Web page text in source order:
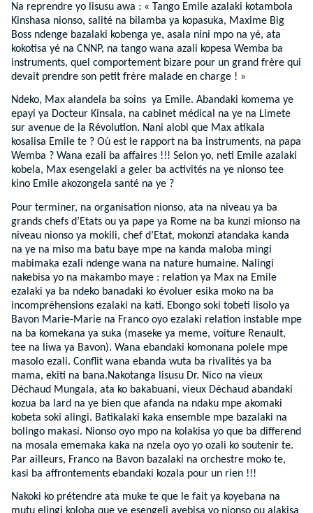
Na reprendre yo lisusu awa : « Tango Emile azalaki kotambola
Kinshasa nionso, salité na bilamba ya kopasuka, Maxime Big
Boss ndenge bazalaki kobenga ye, asala nini mpo na yé, ata
kokotisa yé na CNNP, na tango wana azali kopesa Wemba ba
instruments, quel comportement bizare pour un grand frère qui
devait prendre son petit frère malade en charge ! »
Ndeko, Max alandela ba soins ya Emile. Abandaki komema ye
epayi ya Docteur Kinsala, na cabinet médical na ye na Limete
sur avenue de la Révolution. Nani alobi que Max atikala
kosalisa Emile te ? Où est le rapport na ba instruments, na papa
Wemba ? Wana ezali ba affaires !!! Selon yo, neti Emile azalaki
kobela, Max esengelaki a geler ba activités na ye nionso tee
kino Emile akozongela santé na ye ?
Pour terminer, na organisation nionso, ata na niveau ya ba
grands chefs d’Etats ou ya pape ya Rome na ba kunzi mionso na
niveau nionso ya mokili, chef d’Etat, mokonzi atandaka kanda
na ye na miso ma batu baye mpe na kanda maloba mingi
mabimaka ezali ndenge wana na nature humaine. Nalingi
nakebisa yo na makambo maye : relation ya Max na Emile
ezalaki ya ba ndeko banadaki ko évoluer esika moko na ba
incompréhensions ezalaki na kati. Ebongo soki tobeti lisolo ya
Bavon Marie-Marie na Franco oyo ezalaki relation instable mpe
na ba komekana ya suka (maseke ya meme, voiture Renault,
tee na liwa ya Bavon). Wana ebandaki komonana polele mpe
masolo ezali. Conflit wana ebanda wuta ba rivalités ya ba
mama, ekiti na bana.Nakotanga lisusu Dr. Nico na vieux
Déchaud Mungala, ata ko bakabuani, vieux Déchaud abandaki
kozua ba lard na ye bien que afanda na ndaku mpe akomaki
kobeta soki alingi. Batikalaki kaka ensemble mpe bazalaki na
bolingo makasi. Nionso oyo mpo na kolakisa yo que ba differend
na mosala ememaka kaka na nzela oyo yo ozali ko soutenir te.
Par ailleurs, Franco na Bavon bazalaki na orchestre moko te,
kasi ba affrontements ebandaki kozala pour un rien !!!
Nakoki ko prétendre ata muke te que le fait ya koyebana na